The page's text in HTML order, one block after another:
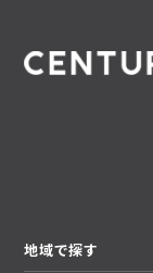
地域で探す